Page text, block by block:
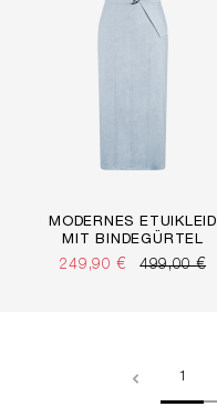
MODERNES ETUIKLEID
MIT BINDEGÜRTEL
249,90 € 499,00 €
Seite
1